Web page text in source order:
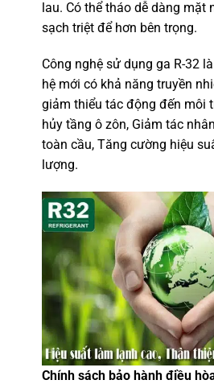
lau. Có thể tháo dễ dàng mặt
sạch triệt để hơn bên trọng.
Công nghệ sử dụng ga R-32là
hệ mới có khả năng truyền
giảm thiểu tác động đến môi
hủy tầng ô zôn, Giảm tác
toàn cầu, Tăng cường hiệu
lượng.
Chính sách bảo hành điều